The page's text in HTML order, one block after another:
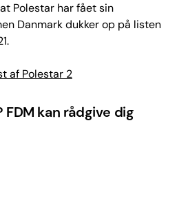
Polestar har fået sin
Danmark dukker op på listen
af Polestar 2
kan rådgive dig